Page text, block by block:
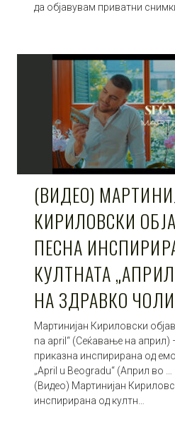
да објавувам приватни
(ВИДЕО)
КИРИЛОВСКИ
ПЕСНА
КУЛТНАТА
НА ЗДРАВКО
Мартинијан Кириловски
na april“ (Сеќавање на април)
приказна инспирирана од
„April u Beogradu“ (Април во …
(Видео) Мартинијан
инспирирана од култн…